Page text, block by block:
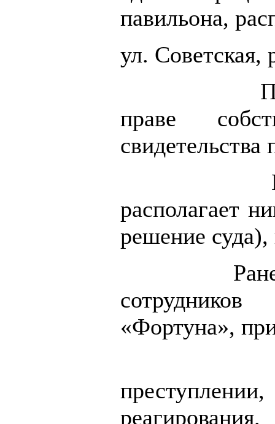
павильона,
ул. Советская,
праве
свидетельства
располагает
решение суда),
«Фортуна»,
реагирования.